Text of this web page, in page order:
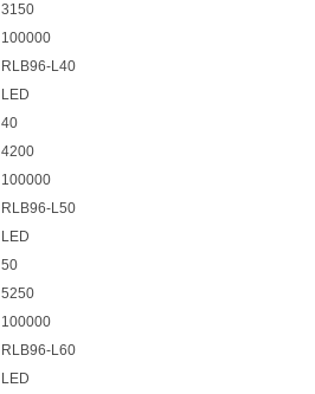
3150
100000
RLB96-L40
LED
40
4200
100000
RLB96-L50
LED
50
5250
100000
RLB96-L60
LED